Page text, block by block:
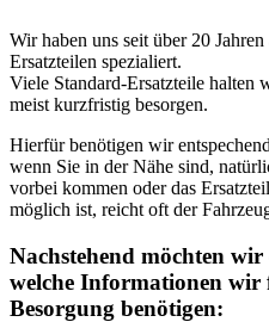
Wir haben uns seit über 20
Ersatzteilen spezialiert.
Viele Standard-Ersatzteile halten
meist kurzfristig besorgen.
Hierfür benötigen wir
wenn Sie in der Nähe sind,
vorbei kommen oder das
möglich ist, reicht oft der
Nachstehend möchten
welche Informationen wir
Besorgung benötigen: